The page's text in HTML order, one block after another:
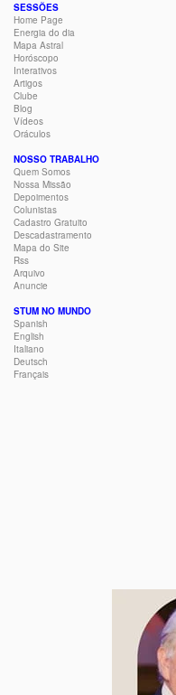
SESSÕES
Home Page
Energia do dia
Mapa Astral
Horóscopo
Interativos
Artigos
Clube
Blog
Vídeos
Oráculos
NOSSO TRABALHO
Quem Somos
Nossa Missão
Depoimentos
Colunistas
Cadastro Gratuito
Descadastramento
Mapa do Site
Rss
Arquivo
Anuncie
STUM NO MUNDO
Spanish
English
Italiano
Deutsch
Français